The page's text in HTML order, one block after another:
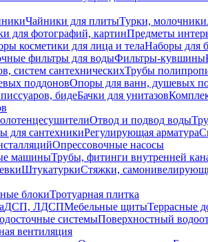
Чайники для плитыТурки, молочники
для фотографий, картинПредметы
косметики для лица и телаНаборы для
фильтры для водыФильтры-кувшины
систем сантехническихТрубы
поддоновОпоры для ванн, душевых
бидеБачки для унитазов
Отвод и подвод воды
для сантехникиРегулирующая арматура
Опрессовочные насосы
машиныТрубы, фитинги внутренней
ШтукатуркиСтяжки,
блокиТротуарная плитка
ДСП, ЛДСПМебельные щитыТеррасные
системыПоверхностный
вентиляция